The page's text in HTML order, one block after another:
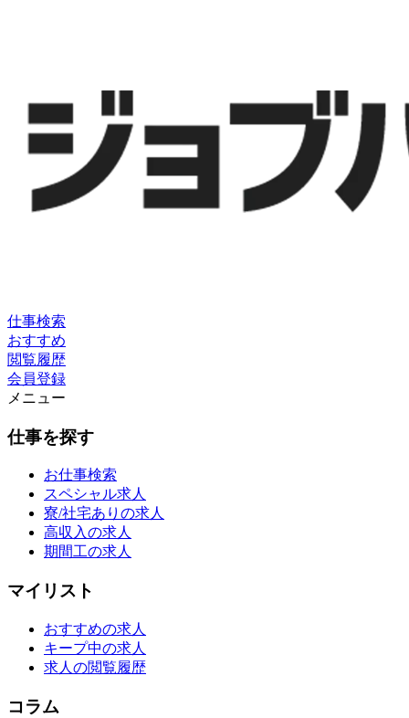
仕事検索
おすすめ
閲覧履歴
会員登録
メニュー
仕事を探す
お仕事検索
スペシャル求人
寮/社宅ありの求人
高収入の求人
期間工の求人
マイリスト
おすすめの求人
キープ中の求人
求人の閲覧履歴
コラム